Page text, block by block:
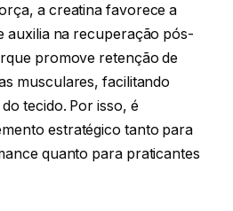
a creatina favorece a
auxilia na recuperação pós-
promove retenção de
musculares, facilitando
tecido. Por isso, é
estratégico tanto para
quanto para praticantes